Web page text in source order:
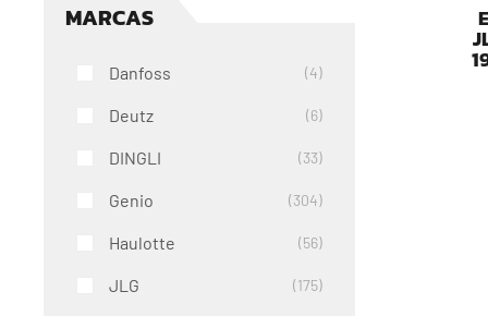
MARCAS
Danfoss 4
Deutz 6
DINGLI 33
Genio 304
Haulotte 56
JLG 175